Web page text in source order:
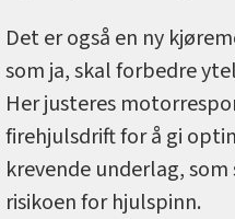
Det er også en ny
som ja, skal forbedre
Her justeres
firehjulsdrift for å gi
krevende underlag,
risikoen for hjulspinn.